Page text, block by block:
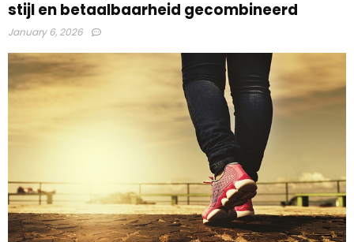
stijl en betaalbaarheid gecombineerd
January 6, 2026